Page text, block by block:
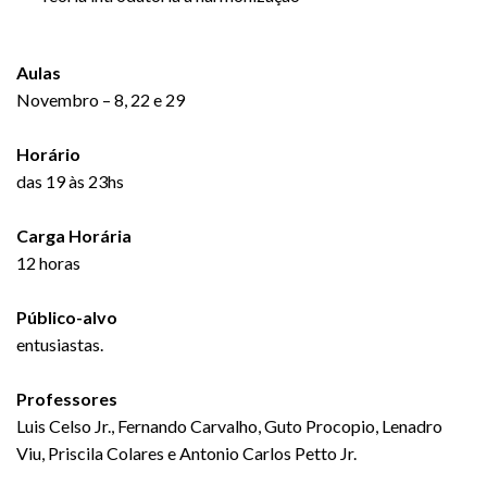
Aulas
Novembro – 8, 22 e 29
Horário
das 19 às 23hs
Carga Horária
12 horas
Público-alvo
entusiastas.
Professores
Luis Celso Jr., Fernando Carvalho, Guto Procopio, Lenadro
Viu, Priscila Colares e Antonio Carlos Petto Jr.